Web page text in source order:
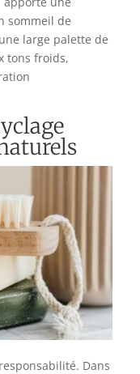
sommeil de
large palette de
tons froids,
Dans